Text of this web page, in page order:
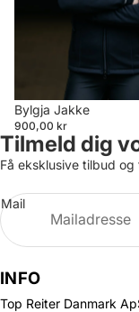
Bylgja Jakke
900,00 kr
Tilmeld dig
Få eksklusive tilbud
Mail
INFO
Top Reiter Danmark